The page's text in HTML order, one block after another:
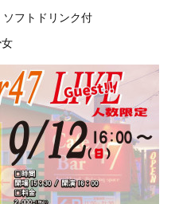
トドリンク付